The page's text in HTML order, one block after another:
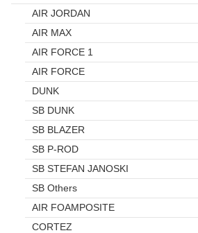
AIR JORDAN
AIR MAX
AIR FORCE 1
AIR FORCE
DUNK
SB DUNK
SB BLAZER
SB P-ROD
SB STEFAN JANOSKI
SB Others
AIR FOAMPOSITE
CORTEZ